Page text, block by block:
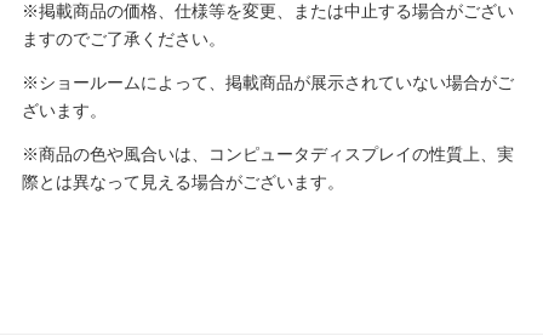
※掲載商品の価格、仕様等を変更、または中止する場合がござい
ますのでご了承ください。
※ショールームによって、掲載商品が展示されていない場合がご
ざいます。
※商品の色や風合いは、コンピュータディスプレイの性質上、実
際とは異なって見える場合がございます。